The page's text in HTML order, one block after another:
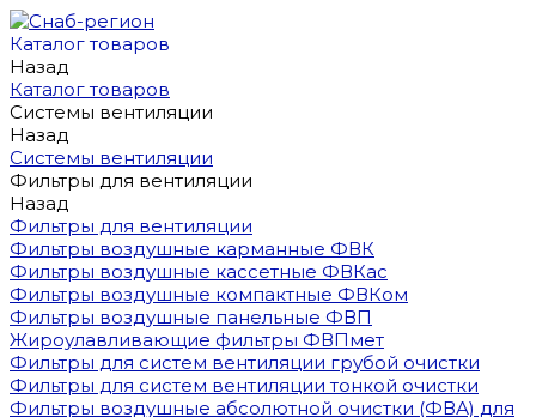
Каталог товаров
Назад
Каталог товаров
Системы вентиляции
Назад
Системы вентиляции
Фильтры для вентиляции
Назад
Фильтры для вентиляции
Фильтры воздушные карманные ФВК
Фильтры воздушные кассетные ФВКас
Фильтры воздушные компактные ФВКом
Фильтры воздушные панельные ФВП
Жироулавливающие фильтры ФВПмет
Фильтры для систем вентиляции грубой очистки
Фильтры для систем вентиляции тонкой очистки
Фильтры воздушные абсолютной очистки (ФВА) для